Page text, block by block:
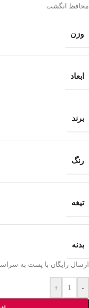
محافظ انگشت
وزن
ابعاد
برند
رنگ
تیغه
بدنه
ارسال رایگان با پست به
-
+